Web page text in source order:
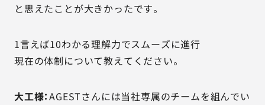
と思えたことが大きかったです。
1言えば10わかる理解力でスムーズに進行
現在の体制について教えてください。
大工様：AGESTさんには当社専属のチームを組んでい